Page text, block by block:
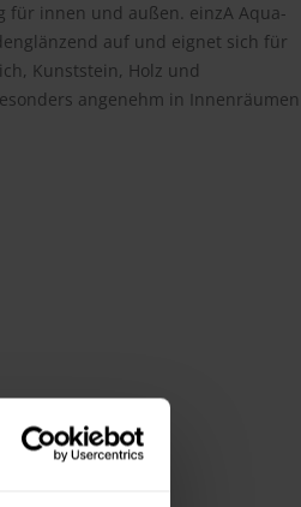
für innen und außen. einzA Aqua-
auf und eignet sich für
Kunststein, Holz und
angenehm in Innenräumen